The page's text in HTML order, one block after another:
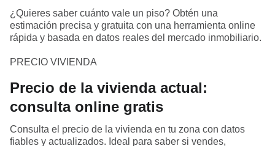
¿Quieres saber cuánto vale un piso? Obtén una
estimación precisa y gratuita con una herramienta online
rápida y basada en datos reales del mercado inmobiliario.
PRECIO VIVIENDA
Precio de la vivienda actual:
consulta online gratis
Consulta el precio de la vivienda en tu zona con datos
fiables y actualizados. Ideal para saber si vendes,